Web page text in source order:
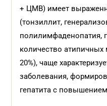
+ ЦМВ) имеет
(тонзиллит,
полилимфаденопатия,
количество
20%), чаще
заболевания,
гепатита с